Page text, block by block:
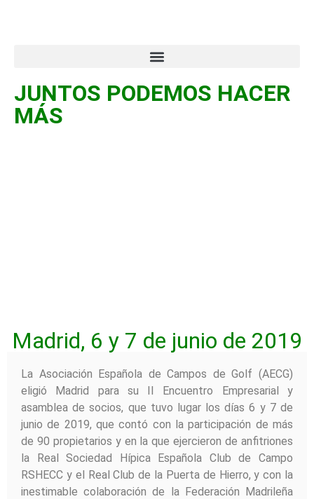
JUNTOS PODEMOS HACER
MÁS
Madrid, 6 y 7 de junio de 2019
La Asociación Española de Campos de Golf (AECG)
eligió Madrid para su II Encuentro Empresarial y
asamblea de socios, que tuvo lugar los días 6 y 7 de
junio de 2019, que contó con la participación de más
de 90 propietarios y en la que ejercieron de anfitriones
la Real Sociedad Hípica Española Club de Campo
RSHECC y el Real Club de la Puerta de Hierro, y con la
inestimable colaboración de la Federación Madrileña